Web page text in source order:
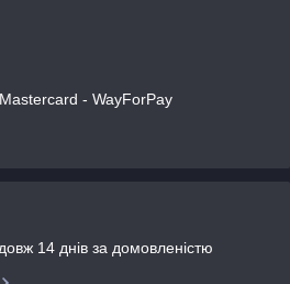
- WayForPay
14 днів за домовленістю